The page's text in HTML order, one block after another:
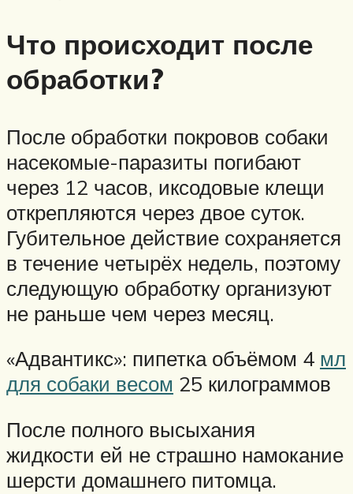
Что происходит после
обработки?
После обработки покровов собаки
насекомые-паразиты погибают
через 12 часов, иксодовые клещи
открепляются через двое суток.
Губительное действие сохраняется
в течение четырёх недель, поэтому
следующую обработку организуют
не раньше чем через месяц.
«Адвантикс»: пипетка объёмом 4 мл
для собаки весом 25 килограммов
После полного высыхания
жидкости ей не страшно намокание
шерсти домашнего питомца.